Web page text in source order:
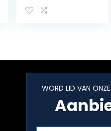
grote paraplu’s
WORD LID VAN